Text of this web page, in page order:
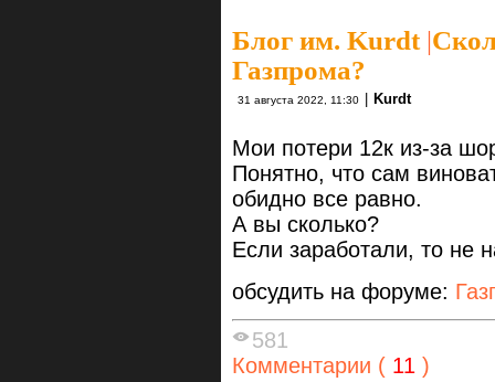
Блог им. Kurdt|
Газпрома?
31 августа 2022, 11:30 Kurdt
Мои потери 12к из-за
Понятно, что сам
обидно все равно.
А вы сколько?
Если заработали, то не
обсудить на форуме:
581
Комментарии ( 11 )